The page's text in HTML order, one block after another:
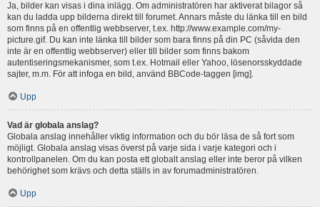
Ja, bilder kan visas i dina inlägg. Om administratören har aktiverat bilagor så
kan du ladda upp bilderna direkt till forumet. Annars måste du länka till en bild
som finns på en offentlig webbserver, t.ex. http://www.example.com/my-
picture.gif. Du kan inte länka till bilder som bara finns på din PC (såvida den
inte är en offentlig webbserver) eller till bilder som finns bakom
autentiseringsmekanismer, som t.ex. Hotmail eller Yahoo, lösenorsskyddade
sajter, m.m. För att infoga en bild, använd BBCode-taggen [img].
Upp
Vad är globala anslag?
Globala anslag innehåller viktig information och du bör läsa de så fort som
möjligt. Globala anslag visas överst på varje sida i varje kategori och i
kontrollpanelen. Om du kan posta ett globalt anslag eller inte beror på vilken
behörighet som krävs och detta ställs in av forumadministratören.
Upp